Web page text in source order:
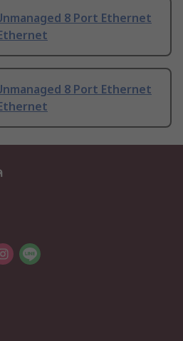
8 Port Ethernet
8 Port Ethernet